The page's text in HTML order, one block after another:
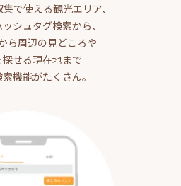
で使える観光エリア、
シュタグ検索から、
ら周辺の見どころや
せる現在地まで
機能がたくさん。